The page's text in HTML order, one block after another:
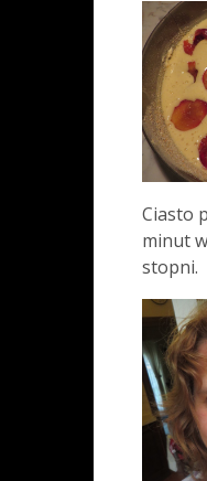
Ciasto
minut
stopni.